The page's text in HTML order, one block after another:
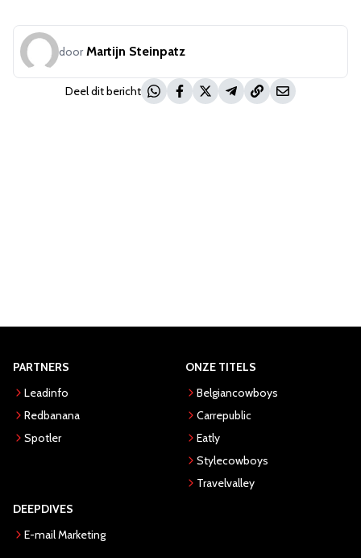
door Martijn Steinpatz
Deel dit bericht
PARTNERS
Leadinfo
Redbanana
Spotler
ONZE TITELS
Belgiancowboys
Carrepublic
Eatly
Stylecowboys
Travelvalley
DEEPDIVES
E-mail Marketing